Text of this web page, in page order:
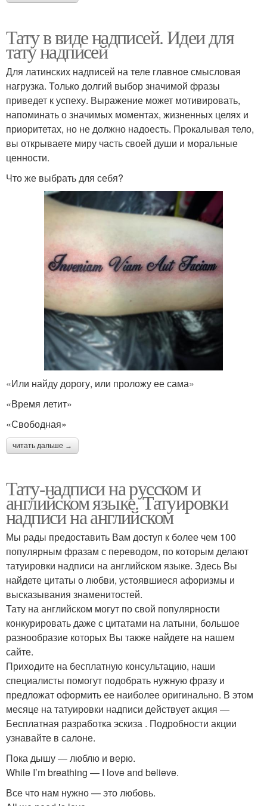
Тату в виде надписей. Идеи для
тату надписей
Для латинских надписей на теле главное смысловая
нагрузка. Только долгий выбор значимой фразы
приведет к успеху. Выражение может мотивировать,
напоминать о значимых моментах, жизненных целях и
приоритетах, но не должно надоесть. Прокалывая тело,
вы открываете миру часть своей души и моральные
ценности.
Что же выбрать для себя?
«Или найду дорогу, или проложу ее сама»
«Время летит»
«Свободная»
читать дальше →
Тату-надписи на русском и
английском языке. Татуировки
надписи на английском
Мы рады предоставить Вам доступ к более чем 100
популярным фразам с переводом, по которым делают
татуировки надписи на английском языке. Здесь Вы
найдете цитаты о любви, устоявшиеся афоризмы и
высказывания знаменитостей.
Тату на английском могут по свой популярности
конкурировать даже с цитатами на латыни, большое
разнообразие которых Вы также найдете на нашем
сайте.
Приходите на бесплатную консультацию, наши
специалисты помогут подобрать нужную фразу и
предложат оформить ее наиболее оригинально. В этом
месяце на татуировки надписи действует акция —
Бесплатная разработка эскиза . Подробности акции
узнавайте в салоне.
Пока дышу — люблю и верю.
While I’m breathing — I love and believe.
Все что нам нужно — это любовь.